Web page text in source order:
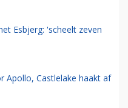
Esbjerg: 'scheelt zeven
Apollo, Castlelake haakt af